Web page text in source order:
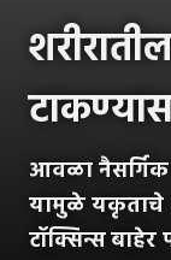
आवळा नैसर्गिक
यामुळे यकृताचे
टॉक्सिन्स